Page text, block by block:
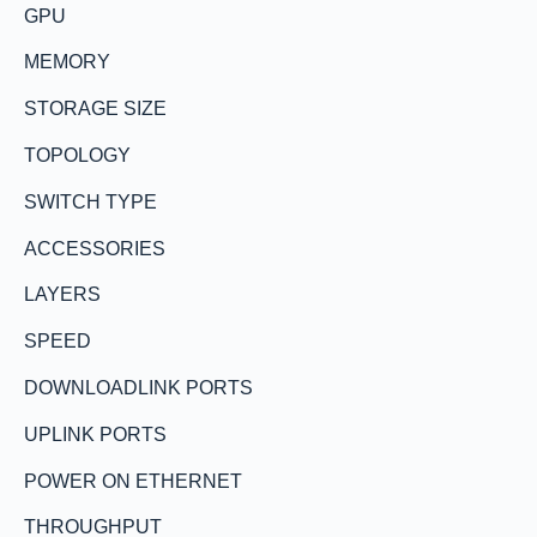
GPU
MEMORY
STORAGE SIZE
TOPOLOGY
SWITCH TYPE
ACCESSORIES
LAYERS
SPEED
DOWNLOADLINK PORTS
UPLINK PORTS
POWER ON ETHERNET
THROUGHPUT